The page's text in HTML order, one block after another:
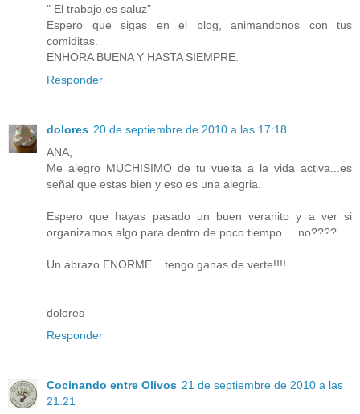
" El trabajo es saluz"
Espero que sigas en el blog, animandonos con tus
comiditas.
ENHORA BUENA Y HASTA SIEMPRE.
Responder
dolores 20 de septiembre de 2010 a las 17:18
ANA,
Me alegro MUCHISIMO de tu vuelta a la vida activa...es
señal que estas bien y eso es una alegria.
Espero que hayas pasado un buen veranito y a ver si
organizamos algo para dentro de poco tiempo.....no????
Un abrazo ENORME....tengo ganas de verte!!!!
dolores
Responder
Cocinando entre Olivos 21 de septiembre de 2010 a las
21:21